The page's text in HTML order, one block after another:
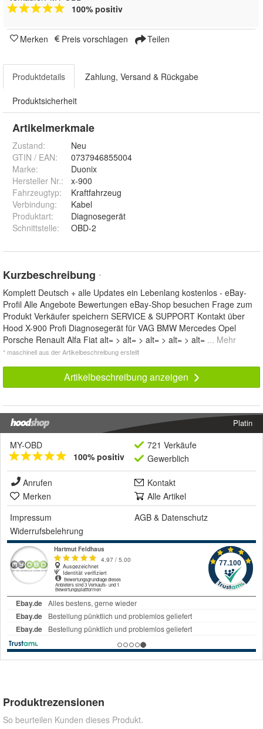
100% positiv
Merken Preis vorschlagen Teilen
Produktdetails Zahlung, Versand & Rückgabe
Produktsicherheit
Artikelmerkmale
Zustand:
Neu
GTIN / EAN:
0737946855004
Marke:
Duonix
Hersteller Nr.:
x-900
Fahrzeugtyp:
Kraftfahrzeug
Verbindung:
Kabel
Produktart:
Diagnosegerät
Schnittstelle: OBD-2
Kurzbeschreibung *
Komplett Deutsch + alle Updates ein Lebenlang kostenlos - eBay-
Profil Alle Angebote Bewertungen eBay-Shop besuchen Frage zum
Produkt Verkäufer speichern SERVICE & SUPPORT Kontakt über
Hood X-900 Profi Diagnosegerät für VAG BMW Mercedes Opel
Porsche Renault Alfa Fiat alt= > alt= > alt= > alt= > alt= ... Mehr
* maschinell aus der Artikelbeschreibung erstellt
Artikelbeschreibung anzeigen
Platin
MY-OBD
100% positiv
721 Verkäufe
Gewerblich
Anrufen
Kontakt
Merken
Alle Artikel
Impressum
AGB & Datenschutz
Widerrufsbelehrung
Produktrezensionen
So beurteilen Kunden dieses Produkt.